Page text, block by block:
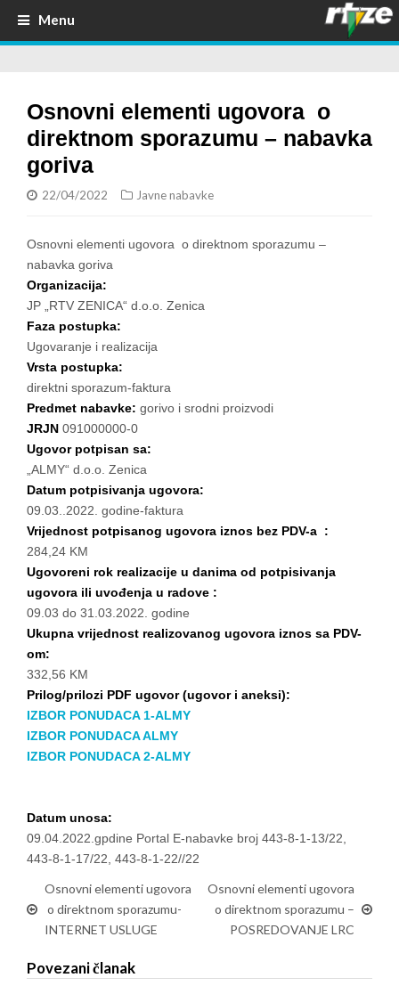
Menu
Osnovni elementi ugovora o
direktnom sporazumu – nabavka
goriva
22/04/2022 Javne nabavke
Osnovni elementi ugovora o direktnom sporazumu –
nabavka goriva
Organizacija:
JP „RTV ZENICA“ d.o.o. Zenica
Faza postupka:
Ugovaranje i realizacija
Vrsta postupka:
direktni sporazum-faktura
Predmet nabavke: gorivo i srodni proizvodi
JRJN 091000000-0
Ugovor potpisan sa:
„ALMY“ d.o.o. Zenica
Datum potpisivanja ugovora:
09.03..2022. godine-faktura
Vrijednost potpisanog ugovora iznos bez PDV-a :
284,24 KM
Ugovoreni rok realizacije u danima od potpisivanja
ugovora ili uvođenja u radove :
09.03 do 31.03.2022. godine
Ukupna vrijednost realizovanog ugovora iznos sa PDV-
om:
332,56 KM
Prilog/prilozi PDF ugovor (ugovor i aneksi):
IZBOR PONUDACA 1-ALMY
IZBOR PONUDACA ALMY
IZBOR PONUDACA 2-ALMY
Datum unosa:
09.04.2022.gpdine Portal E-nabavke broj 443-8-1-13/22,
443-8-1-17/22, 443-8-1-22//22
Osnovni elementi ugovora
o direktnom sporazumu-
INTERNET USLUGE
Osnovni elementi ugovora
o direktnom sporazumu –
POSREDOVANJE LRC
Povezani članak